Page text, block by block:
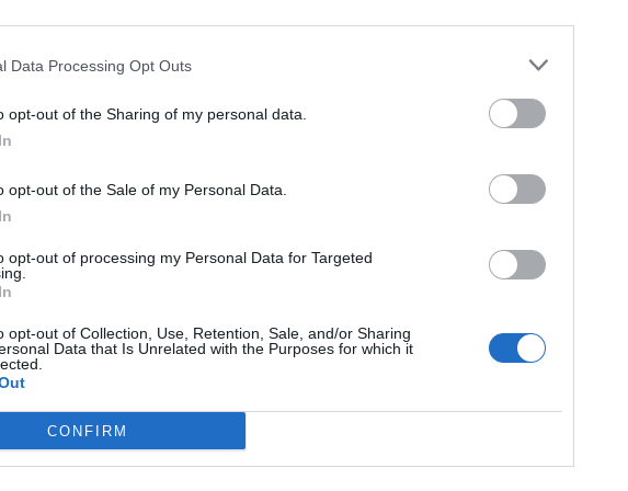
Data Processing Opt Outs
opt-out of the Sharing of my personal data.
opt-out of the Sale of my Personal Data.
opt-out of processing my Personal Data for Targeted
opt-out of Collection, Use, Retention, Sale, and/or Sharing
Data that Is Unrelated with the Purposes for which it
CONFIRM
επέμβασης για την υπομονή που
τις δυσκολίες που ανέκυψαν κατά
και προέδρων τοπικών κοινοτήτων της
αξιοποιήσει μια πηγή στην πλαγιά του
χρηματοδοτήθηκε από ίδιους πόρους,
της δεξαμενής του οικισμού
Η πηγή ελέγχθηκε και το νερό είναι
στη προσπάθεια αυτή. Αναφέρει: «Με
τους συμπολίτες μας που γνωρίζουν,
με αυτό τον τρόπο τόσο στην
και ταυτόχρονα να επιτύχουμε την